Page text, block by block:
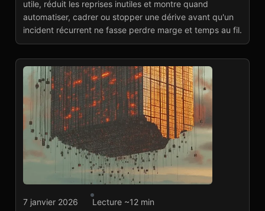
Lire l'article→
utile, réduit les reprises inutiles et montre quand
automatiser, cadrer ou stopper une dérive avant qu'un
incident récurrent ne fasse perdre marge et temps au fil.
Agence marketplace
7 janvier 2026
Lecture ~12 min